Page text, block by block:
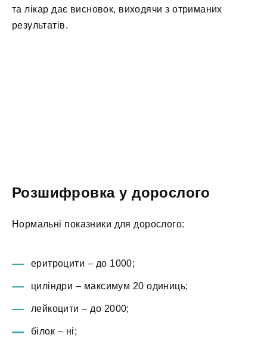
та лікар дає висновок, виходячи з отриманих
результатів.
Розшифровка у дорослого
Нормальні показники для дорослого:
еритроцити – до 1000;
циліндри – максимум 20 одиниць;
лейкоцити – до 2000;
білок – ні;